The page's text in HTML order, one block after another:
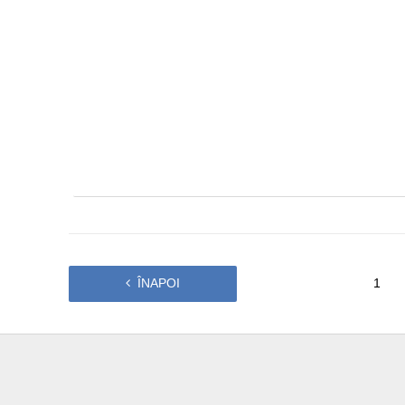
ÎNAPOI 1